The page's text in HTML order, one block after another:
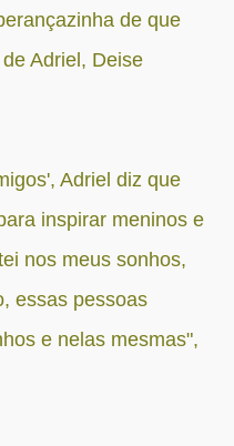
de que
Adriel, Deise
Adriel diz que
inspirar meninos e
nos meus sonhos,
essas pessoas
e nelas mesmas",